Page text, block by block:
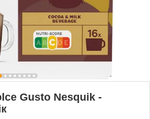
Gusto Nesquik -